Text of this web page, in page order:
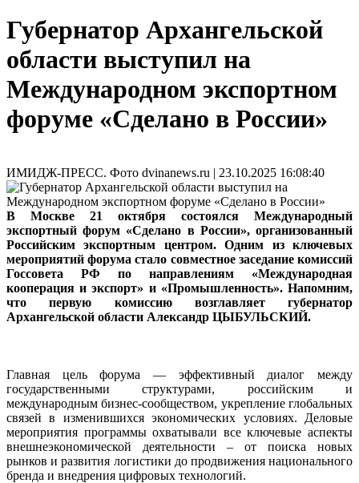
Губернатор Архангельской
области выступил на
Международном экспортном
форуме «Сделано в России»
ИМИДЖ-ПРЕСС. Фото dvinanews.ru | 23.10.2025 16:08:40
В Москве 21 октября состоялся Международный
экспортный форум «Сделано в России», организованный
Российским экспортным центром. Одним из ключевых
мероприятий форума стало совместное заседание комиссий
Госсовета РФ по направлениям «Международная
кооперация и экспорт» и «Промышленность». Напомним,
что первую комиссию возглавляет губернатор
Архангельской области Александр ЦЫБУЛЬСКИЙ.
Главная цель форума — эффективный диалог между
государственными структурами, российским и
международным бизнес-сообществом, укрепление глобальных
связей в изменившихся экономических условиях. Деловые
мероприятия программы охватывали все ключевые аспекты
внешнеэкономической деятельности – от поиска новых
рынков и развития логистики до продвижения национального
бренда и внедрения цифровых технологий.